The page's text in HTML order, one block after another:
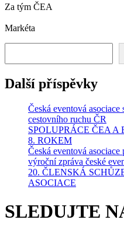
Za tým ČEA
Markéta
Další příspěvky
Česká eventová asociace
cestovního ruchu ČR
SPOLUPRÁCE ČEA A
8. ROKEM
Česká eventová
výroční zpráva české
20. ČLENSKÁ
ASOCIACE
SLEDUJTE